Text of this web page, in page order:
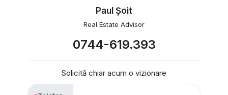
Paul Şoit
Real Estate Advisor
0744-619.393
Solicită chiar acum o vizionare